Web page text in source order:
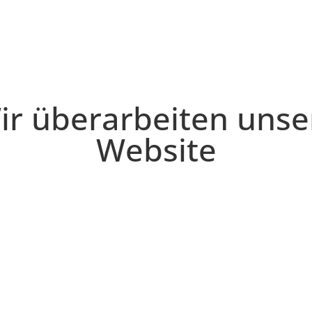
überarbeiten
Website